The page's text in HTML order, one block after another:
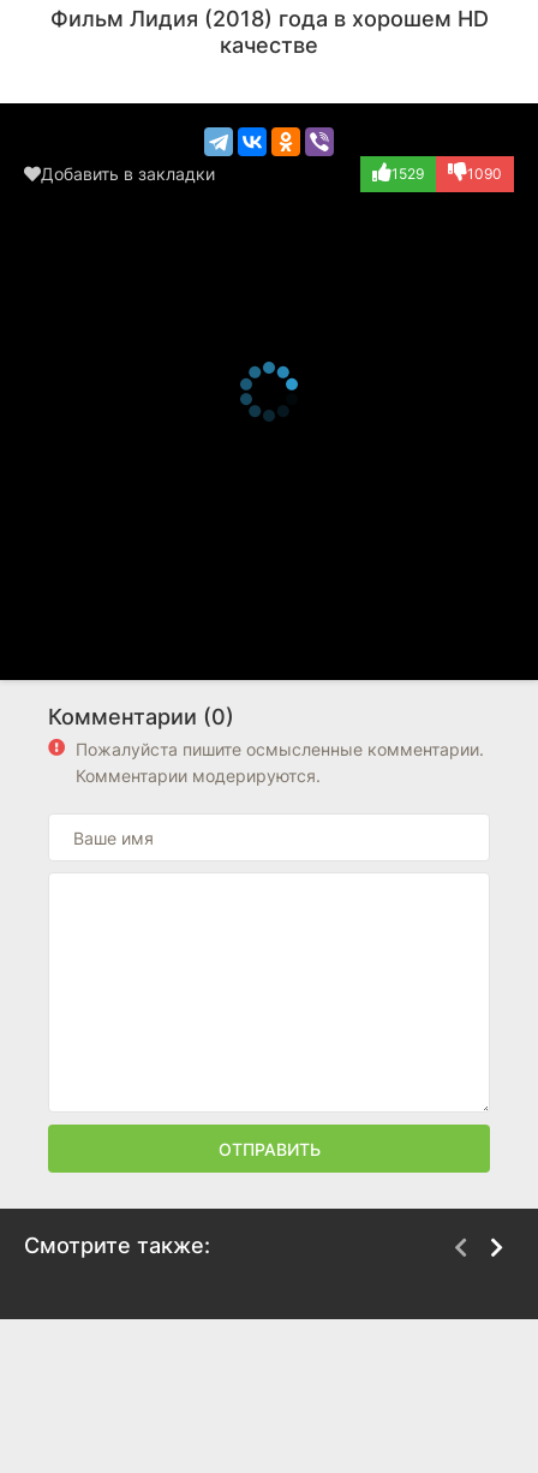
Фильм Лидия (2018) года в хорошем HD
качестве
Добавить в закладки 1529 1090
Комментарии (0)
Пожалуйста пишите осмысленные комментарии.
Комментарии модерируются.
ОТПРАВИТЬ
Смотрите также: